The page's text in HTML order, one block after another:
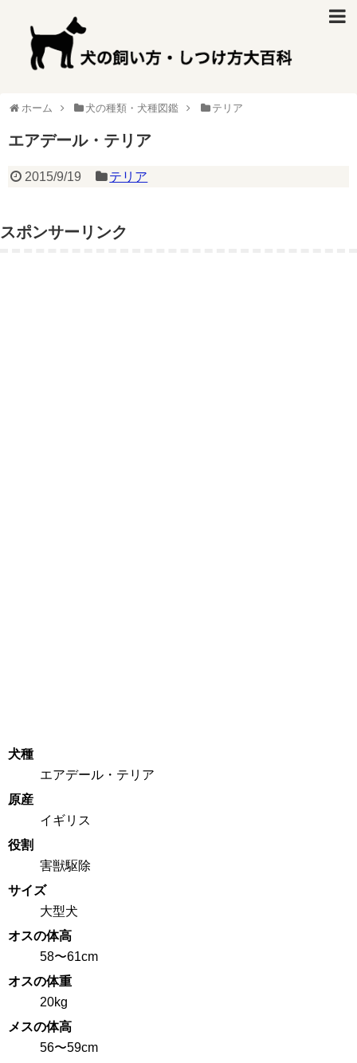
ホーム 犬の種類・犬種図鑑 テリア
エアデール・テリア
2015/9/19 テリア
スポンサーリンク
犬種
エアデール・テリア
原産
イギリス
役割
害獣駆除
サイズ
大型犬
オスの体高
58〜61cm
オスの体重
20kg
メスの体高
56〜59cm